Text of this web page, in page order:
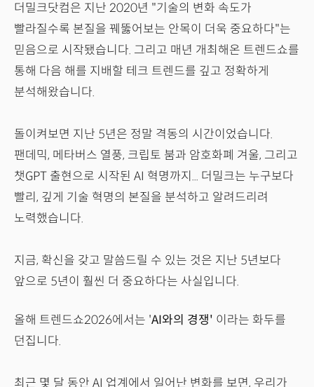
더밀크닷컴은 지난 2020년 "기술의 변화 속도가
빨라질수록 본질을 꿰뚫어보는 안목이 더욱 중요하다"는
믿음으로 시작됐습니다. 그리고 매년 개최해온 트렌드쇼를
통해 다음 해를 지배할 테크 트렌드를 깊고 정확하게
분석해왔습니다.
돌이켜보면 지난 5년은 정말 격동의 시간이었습니다.
팬데믹, 메타버스 열풍, 크립토 붐과 암호화폐 겨울, 그리고
챗GPT 출현으로 시작된 AI 혁명까지... 더밀크는 누구보다
빨리, 깊게 기술 혁명의 본질을 분석하고 알려드리려
노력했습니다.
지금, 확신을 갖고 말씀드릴 수 있는 것은 지난 5년보다
앞으로 5년이 훨씬 더 중요하다는 사실입니다.
올해 트렌드쇼2026에서는 'AI와의 경쟁' 이라는 화두를
던집니다.
최근 몇 달 동안 AI 업계에서 일어난 변화를 보면, 우리가